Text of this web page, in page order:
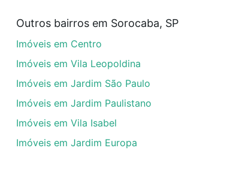
com 3 suites à venda em Vivendas do Lago,
ao seu orçamento. Se ainda tem alguma
e conte com a gente para comprar o imóvel dos
Outros bairros em Sorocaba, SP
Imóveis em Centro
Imóveis em Vila Leopoldina
Imóveis em Jardim São Paulo
Imóveis em Jardim Paulistano
Imóveis em Vila Isabel
Imóveis em Jardim Europa